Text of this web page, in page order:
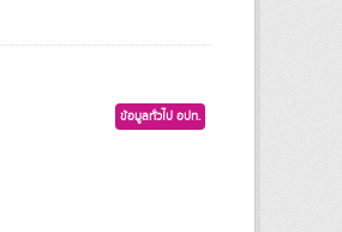
ข้อมูลทั่วไป อปท.